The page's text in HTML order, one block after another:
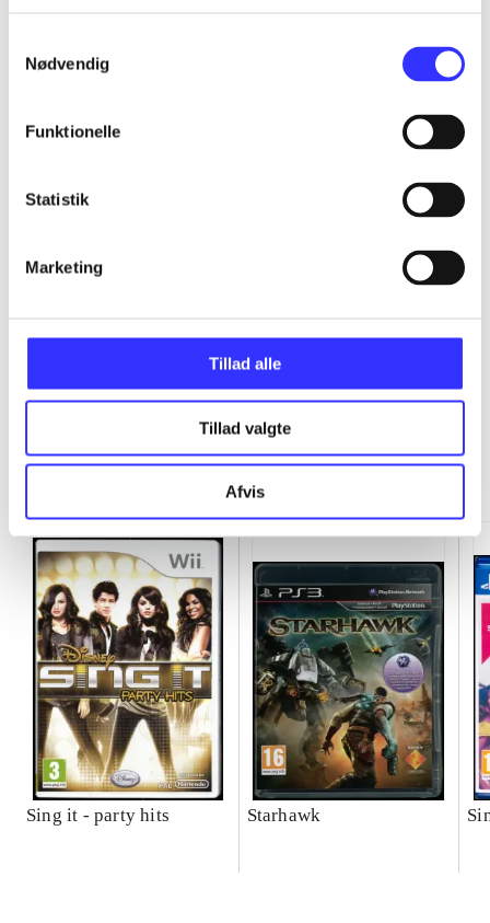
Nødvendig
Funktionelle
Statistik
Marketing
Tillad alle
Tillad valgte
Afvis
Minder om
Sing it - party hits Starhawk